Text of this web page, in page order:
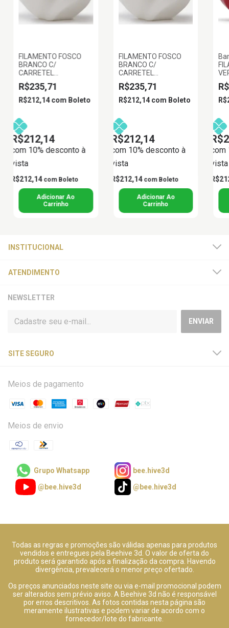
FILAMENTO FOSCO
BRANCO C/
CARRETEL
REUTILIZAVEL 1KG
1.75MM BAMBULAB
R$235,71
R$212,14com Boleto
R$212,14
com 10% desconto à
vista
R$212,14 com Boleto
FILAMENTO FOSCO
BRANCO C/
CARRETEL
REUTILIZAVEL 1KG
1.75MM BAMBULAB
R$235,71
R$212,14 com Boleto
R$212,14
com 10% desconto à
vista
R$212,14 com Boleto
vista
INSTITUCIONAL
ATENDIMENTO
NEWSLETTER
SITE SEGURO
Meios de pagamento
Meios de envio
Grupo Whatsapp
bee.hive3d
@bee.hive3d
@bee.hive3d
Todas as regras e promoções são válidas apenas para produtos
vendidos e entregues pela Beehive 3d. O valor de oferta do
produto será garantido após a finalização da compra. Havendo
divergência, prevalecerá o menor preço ofertado.
Os preços anunciados neste site ou via e-mail promocional podem
ser alterados sem prévio aviso. A Beehive 3d não é responsável
por erros descritivos. As fotos contidas nesta página são
meramente ilustrativas e podem variar de acordo com o
fornecedor/lote do fabricante.